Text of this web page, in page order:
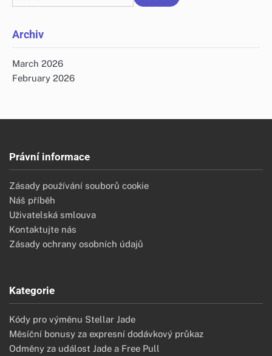
for:
Archiv
March 2026
February 2026
Právní informace
Zásady používání souborů cookie
Náš příběh
Uživatelská smlouva
Kontaktujte nás
Zásady ochrany osobních údajů
Kategorie
Kódy pro výměnu Stellar Jade
Měsíční bonusy za expresní dodávkový průkaz
Odměny za událost Jade a Free Pull